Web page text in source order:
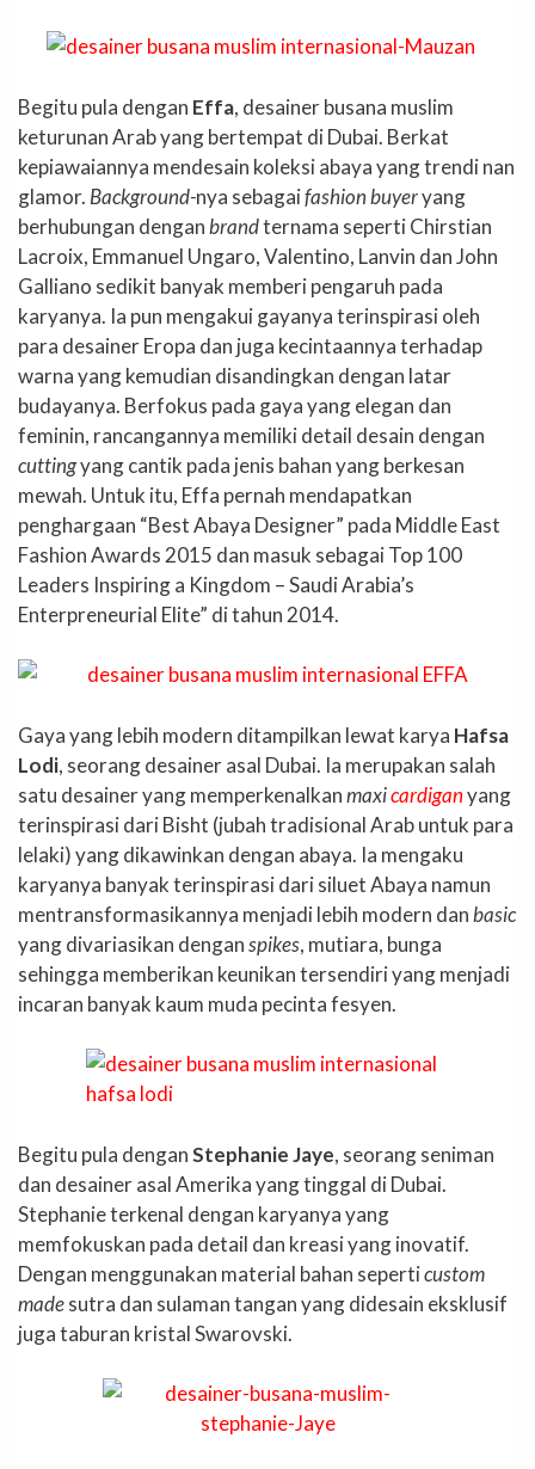
Begitu pula dengan Effa, desainer busana muslim
keturunan Arab yang bertempat di Dubai. Berkat
kepiawaiannya mendesain koleksi abaya yang trendi nan
glamor. Background-nya sebagaifashion buyeryang
berhubungan denganbrandternama seperti Chirstian
Lacroix, Emmanuel Ungaro, Valentino, Lanvin dan John
Galliano sedikit banyak memberi pengaruh pada
karyanya. Ia pun mengakui gayanya terinspirasi oleh
para desainer Eropa dan juga kecintaannya terhadap
warna yang kemudian disandingkan dengan latar
budayanya. Berfokus pada gaya yang elegan dan
feminin, rancangannya memiliki detail desain dengan
cuttingyang cantik pada jenis bahan yang berkesan
mewah. Untuk itu, Effa pernah mendapatkan
penghargaan “Best Abaya Designer” pada Middle East
Fashion Awards 2015 dan masuk sebagai Top 100
Leaders Inspiring a Kingdom – Saudi Arabia’s
Enterpreneurial Elite” di tahun 2014.
Gaya yang lebih modern ditampilkan lewat karya Hafsa
Lodi, seorang desainer asal Dubai. Ia merupakan salah
satu desainer yang memperkenalkanmaxicardiganyang
terinspirasi dari Bisht (jubah tradisional Arab untuk para
lelaki) yang dikawinkan dengan abaya. Ia mengaku
karyanya banyak terinspirasi dari siluet Abaya namun
mentransformasikannya menjadi lebih modern danbasic
yang divariasikan denganspikes, mutiara, bunga
sehingga memberikan keunikan tersendiri yang menjadi
incaran banyak kaum muda pecinta fesyen.
Begitu pula denganStephanie Jaye, seorang seniman
dan desainer asal Amerika yang tinggal di Dubai.
Stephanie terkenal dengan karyanya yang
memfokuskan pada detail dan kreasi yang inovatif.
Dengan menggunakan material bahan seperticustom
madesutra dan sulaman tangan yang didesain eksklusif
juga taburan kristal Swarovski.